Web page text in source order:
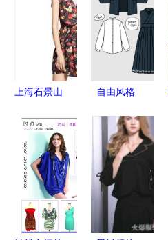
选择
上海石景山
批发全景
价格指南与
优质供应商
推荐
自由风格
装设计素材
的创新表达